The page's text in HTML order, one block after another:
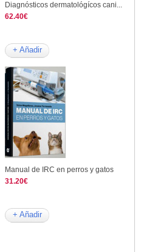
Diagnósticos dermatológícos cani...
62.40€
+ Añadir
Manual de IRC en perros y gatos
31.20€
+ Añadir